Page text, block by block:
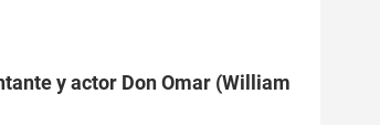
y actor Don Omar (William